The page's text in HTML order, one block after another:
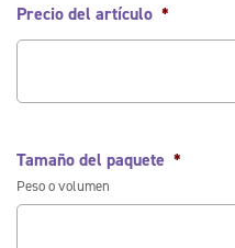
Precio del artículo *
Tamaño del paquete *
Peso o volumen